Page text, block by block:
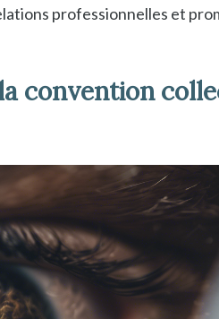
professionnelles et
convention